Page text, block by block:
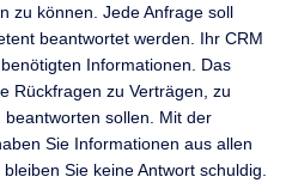
zu können. Jede Anfrage soll
beantwortet werden. Ihr CRM
Informa­tionen. Das
Rück­fragen zu Verträgen, zu
sollen. Mit der
Sie Informationen aus allen
Sie keine Antwort schuldig.